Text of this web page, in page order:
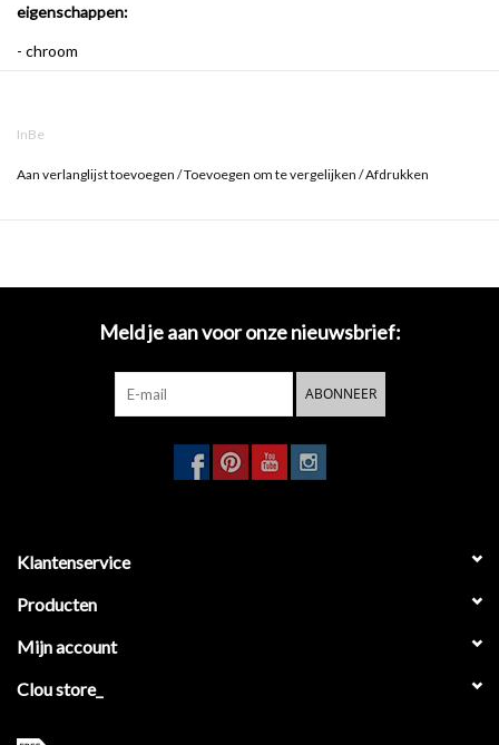
eigenschappen:
- chroom
- vervangbaar
InBe
Aan verlanglijst toevoegen /Toevoegen om te vergelijken /Afdrukken
Meld je aan voor onze nieuwsbrief:
ABONNEER
Klantenservice
Producten
Mijn account
Clou store_